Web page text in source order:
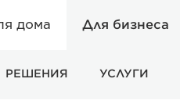
дома Для бизнеса
РЕШЕНИЯ УСЛУГИ